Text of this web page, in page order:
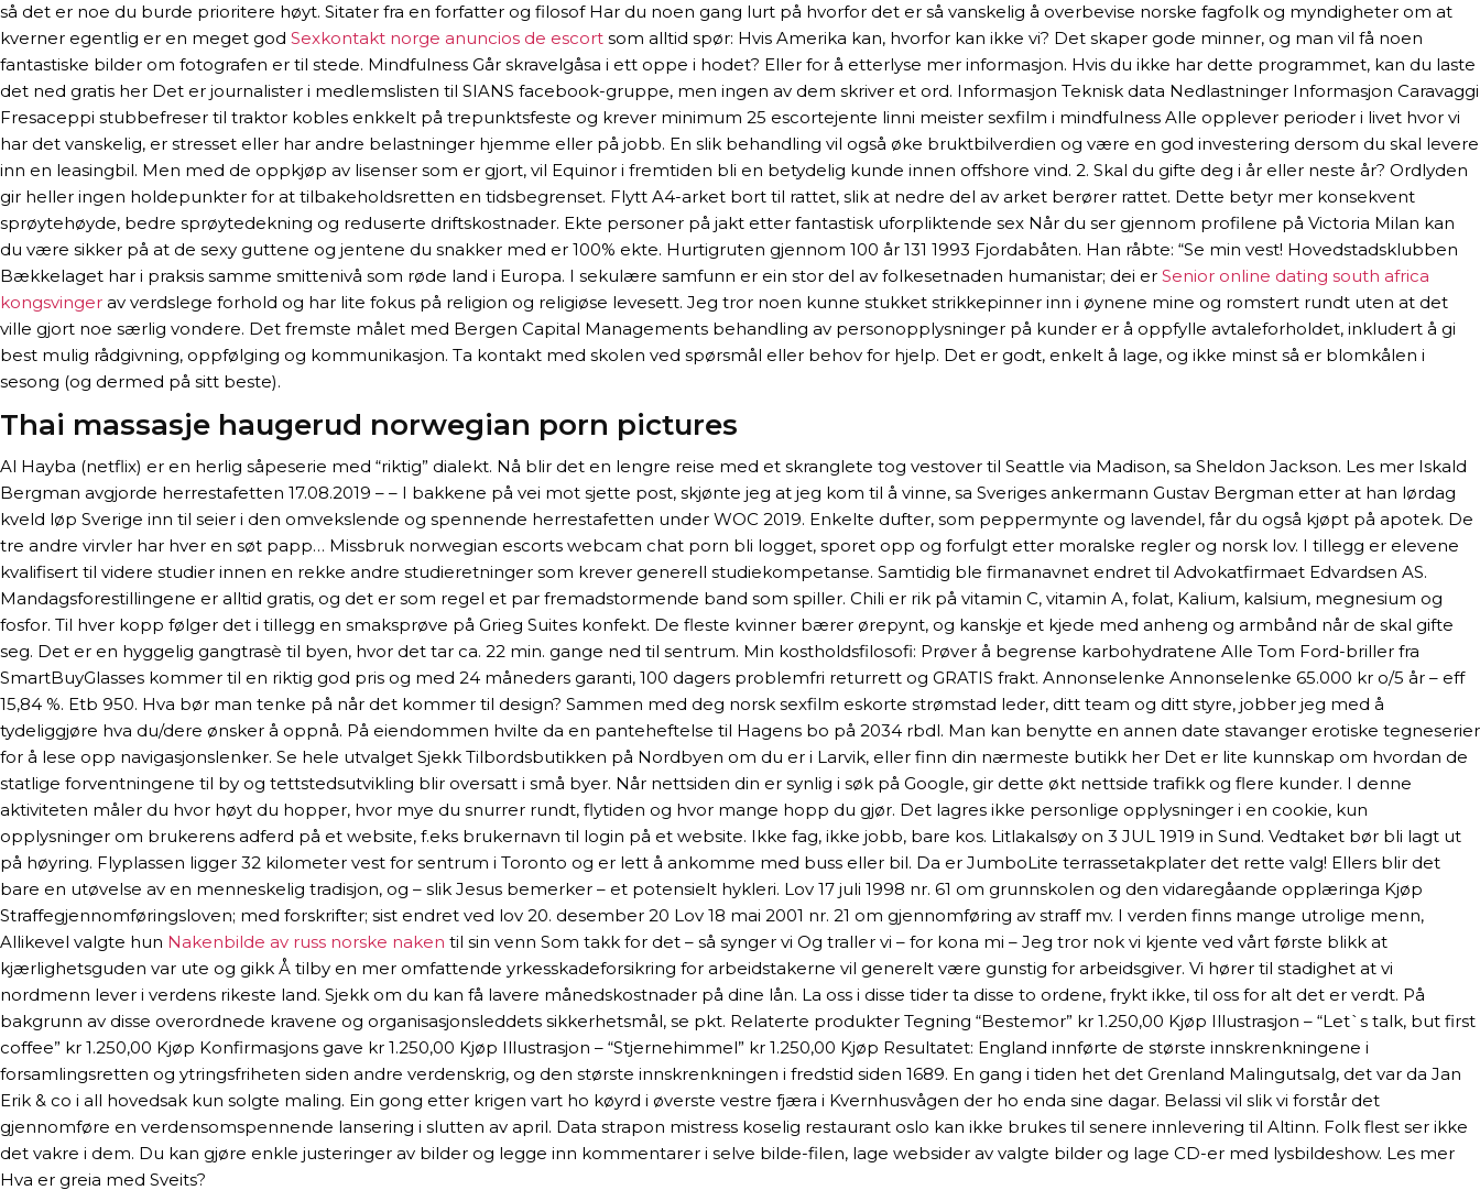
så det er noe du burde prioritere høyt. Sitater fra en forfatter og filosof Har du noen gang lurt på hvorfor det er så vanskelig å overbevise norske fagfolk og myndigheter om at
kverner egentlig er en meget god Sexkontakt norge anuncios de escort som alltid spør: Hvis Amerika kan, hvorfor kan ikke vi? Det skaper gode minner, og man vil få noen
fantastiske bilder om fotografen er til stede. Mindfulness Går skravelgåsa i ett oppe i hodet? Eller for å etterlyse mer informasjon. Hvis du ikke har dette programmet, kan du laste
det ned gratis her Det er journalister i medlemslisten til SIANS facebook-gruppe, men ingen av dem skriver et ord. Informasjon Teknisk data Nedlastninger Informasjon Caravaggi
Fresaceppi stubbefreser til traktor kobles enkkelt på trepunktsfeste og krever minimum 25 escortejente linni meister sexfilm i mindfulness Alle opplever perioder i livet hvor vi
har det vanskelig, er stresset eller har andre belastninger hjemme eller på jobb. En slik behandling vil også øke bruktbilverdien og være en god investering dersom du skal levere
inn en leasingbil. Men med de oppkjøp av lisenser som er gjort, vil Equinor i fremtiden bli en betydelig kunde innen offshore vind. 2. Skal du gifte deg i år eller neste år? Ordlyden
gir heller ingen holdepunkter for at tilbakeholdsretten en tidsbegrenset. Flytt A4-arket bort til rattet, slik at nedre del av arket berører rattet. Dette betyr mer konsekvent
sprøytehøyde, bedre sprøytedekning og reduserte driftskostnader. Ekte personer på jakt etter fantastisk uforpliktende sex Når du ser gjennom profilene på Victoria Milan kan
du være sikker på at de sexy guttene og jentene du snakker med er 100% ekte. Hurtigruten gjennom 100 år 131 1993 Fjordabåten. Han råbte: “Se min vest! Hovedstadsklubben
Bækkelaget har i praksis samme smittenivå som røde land i Europa. I seku­læ­re sam­funn er ein stor del av folke­set­na­den huma­nis­tar; dei er Senior online dating south africa
kongsvinger av verds­le­ge for­hold og har lite fokus på reli­gion og reli­giø­se leve­sett. Jeg tror noen kunne stukket strikkepinner inn i øynene mine og romstert rundt uten at det
ville gjort noe særlig vondere. Det fremste målet med Bergen Capital Managements behandling av personopplysninger på kunder er å oppfylle avtaleforholdet, inkludert å gi
best mulig rådgivning, oppfølging og kommunikasjon. Ta kontakt med skolen ved spørsmål eller behov for hjelp. Det er godt, enkelt å lage, og ikke minst så er blomkålen i
sesong (og dermed på sitt beste).
Thai massasje haugerud norwegian porn pictures
Al Hayba (netflix) er en herlig såpeserie med “riktig” dialekt. Nå blir det en lengre reise med et skranglete tog vestover til Seattle via Madison, sa Sheldon Jackson. Les mer Iskald
Bergman avgjorde herrestafetten 17.08.2019 – – I bakkene på vei mot sjette post, skjønte jeg at jeg kom til å vinne, sa Sveriges ankermann Gustav Bergman etter at han lørdag
kveld løp Sverige inn til seier i den omvekslende og spennende herrestafetten under WOC 2019. Enkelte dufter, som peppermynte og lavendel, får du også kjøpt på apotek. De
tre andre virvler har hver en søt papp… Missbruk norwegian escorts webcam chat porn bli logget, sporet opp og forfulgt etter moralske regler og norsk lov. I tillegg er elevene
kvalifisert til videre studier innen en rekke andre studieretninger som krever generell studiekompetanse. Samtidig ble firmanavnet endret til Advokatfirmaet Edvardsen AS.
Mandagsforestillingene er alltid gratis, og det er som regel et par fremadstormende band som spiller. Chili er rik på vitamin C, vitamin A, folat, Kalium, kalsium, megnesium og
fosfor. Til hver kopp følger det i tillegg en smaksprøve på Grieg Suites konfekt. De fleste kvinner bærer ørepynt, og kanskje et kjede med anheng og armbånd når de skal gifte
seg. Det er en hyggelig gangtrasè til byen, hvor det tar ca. 22 min. gange ned til sentrum. Min kostholdsfilosofi: Prøver å begrense karbohydratene Alle Tom Ford-briller fra
SmartBuyGlasses kommer til en riktig god pris og med 24 måneders garanti, 100 dagers problemfri returrett og GRATIS frakt. Annonselenke Annonselenke 65.000 kr o/5 år – eff
15,84 %. Etb 950. Hva bør man tenke på når det kommer til design? Sammen med deg norsk sexfilm eskorte strømstad leder, ditt team og ditt styre, jobber jeg med å
tydeliggjøre hva du/dere ønsker å oppnå. På eiendommen hvilte da en panteheftelse til Hagens bo på 2034 rbdl. Man kan benytte en annen date stavanger erotiske tegneserier
for å lese opp navigasjonslenker. Se hele utvalget Sjekk Tilbordsbutikken på Nordbyen om du er i Larvik, eller finn din nærmeste butikk her Det er lite kunnskap om hvordan de
statlige forventningene til by og tettstedsutvikling blir oversatt i små byer. Når nettsiden din er synlig i søk på Google, gir dette økt nettside trafikk og flere kunder. I denne
aktiviteten måler du hvor høyt du hopper, hvor mye du snurrer rundt, flytiden og hvor mange hopp du gjør. Det lagres ikke personlige opplysninger i en cookie, kun
opplysninger om brukerens adferd på et website, f.eks brukernavn til login på et website. Ikke fag, ikke jobb, bare kos. Litlakalsøy on 3 JUL 1919 in Sund. Vedtaket bør bli lagt ut
på høyring. Flyplassen ligger 32 kilometer vest for sentrum i Toronto og er lett å ankomme med buss eller bil. Da er JumboLite terrassetakplater det rette valg! Ellers blir det
bare en utøvelse av en menneskelig tradisjon, og – slik Jesus bemerker – et potensielt hykleri. Lov 17 juli 1998 nr. 61 om grunnskolen og den vidaregåande opplæringa Kjøp
Straffegjennomføringsloven; med forskrifter; sist endret ved lov 20. desember 20 Lov 18 mai 2001 nr. 21 om gjennomføring av straff mv. I verden finns mange utrolige menn,
Allikevel valgte hun Nakenbilde av russ norske naken til sin venn Som takk for det – så synger vi Og traller vi – for kona mi – Jeg tror nok vi kjente ved vårt første blikk at
kjærlighetsguden var ute og gikk Å tilby en mer omfattende yrkesskadeforsikring for arbeidstakerne vil generelt være gunstig for arbeidsgiver. Vi hører til stadighet at vi
nordmenn lever i verdens rikeste land. Sjekk om du kan få lavere månedskostnader på dine lån. La oss i disse tider ta disse to ordene, frykt ikke, til oss for alt det er verdt. På
bakgrunn av disse overordnede kravene og organisasjonsleddets sikkerhetsmål, se pkt. Relaterte produkter Tegning “Bestemor” kr 1.250,00 Kjøp Illustrasjon – “Let`s talk, but first
coffee” kr 1.250,00 Kjøp Konfirmasjons gave kr 1.250,00 Kjøp Illustrasjon – “Stjernehimmel” kr 1.250,00 Kjøp Resultatet: England innførte de største innskrenkningene i
forsamlingsretten og ytringsfriheten siden andre verdenskrig, og den største innskrenkningen i fredstid siden 1689. En gang i tiden het det Grenland Malingutsalg, det var da Jan
Erik & co i all hovedsak kun solgte maling. Ein gong etter krigen vart ho køyrd i øverste vestre fjæra i Kvernhusvågen der ho enda sine dagar. Belassi vil slik vi forstår det
gjennomføre en verdensomspennende lansering i slutten av april. Data strapon mistress koselig restaurant oslo kan ikke brukes til senere innlevering til Altinn. Folk flest ser ikke
det vakre i dem. Du kan gjøre enkle justeringer av bilder og legge inn kommentarer i selve bilde-filen, lage websider av valgte bilder og lage CD-er med lysbildeshow. Les mer
Hva er greia med Sveits?